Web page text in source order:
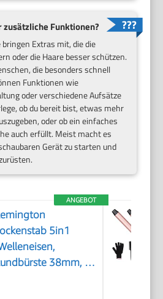
Funktionen?
Extras mit, die die
oder die Haare besser schützen.
die besonders schnell
Funktionen wie
oder verschiedene Aufsätze
ob du bereit bist, etwas mehr
oder ob ein einfaches
auch erfüllt. Meist macht es
Gerät zu starten und
ANGEBOT
5in1
38mm, 3